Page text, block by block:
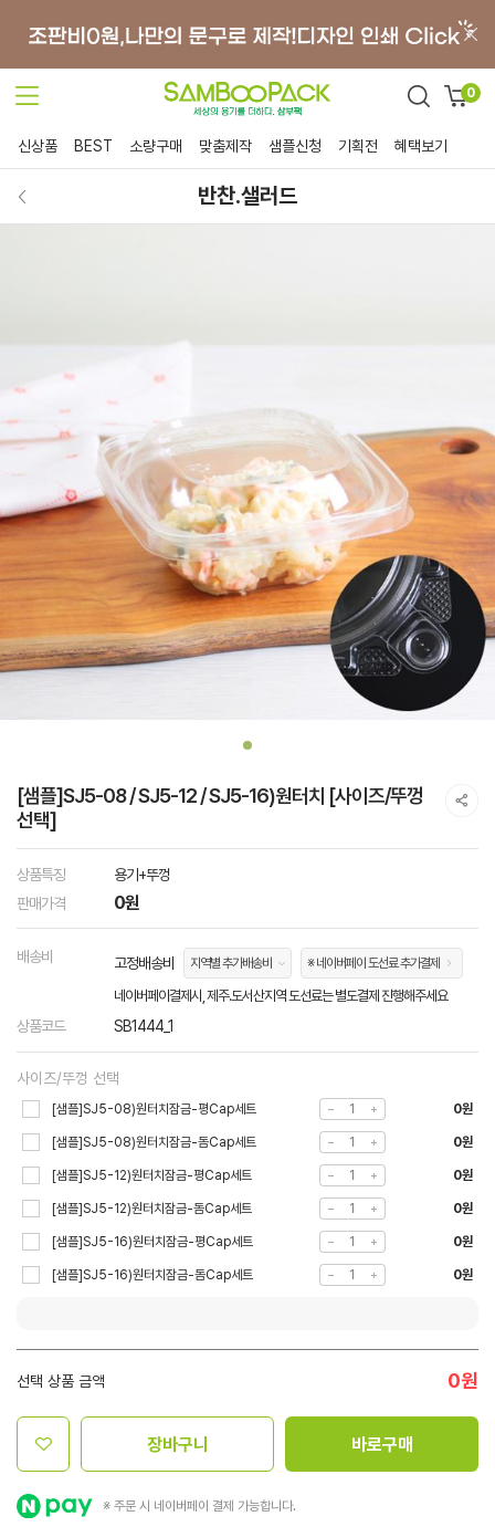
0
신상품 BEST 소량구매 맞춤제작 샘플신청 기획전 혜택보기
반찬.샐러드
[샘플]SJ5-08 / SJ5-12 / SJ5-16)원터치 [사이즈/뚜껑
선택]
상품특징
용기+뚜껑
판매가격
0원
배송비 고정배송비 지역별 추가배송비 ※ 네이버페이 도선료 추가결제
네이버페이결제시, 제주.도서산지역 도선료는 별도결제 진행해주세요
상품코드 SB1444_1
사이즈/뚜껑 선택
[샘플]SJ5-08)원터치잠금-평Cap세트 0원
[샘플]SJ5-08)원터치잠금-돔Cap세트 0원
[샘플]SJ5-12)원터치잠금-평Cap세트 0원
[샘플]SJ5-12)원터치잠금-돔Cap세트 0원
[샘플]SJ5-16)원터치잠금-평Cap세트 0원
[샘플]SJ5-16)원터치잠금-돔Cap세트 0원
선택 상품 금액 0원
장바구니 바로구매
※ 주문 시 네이버페이 결제 가능합니다.